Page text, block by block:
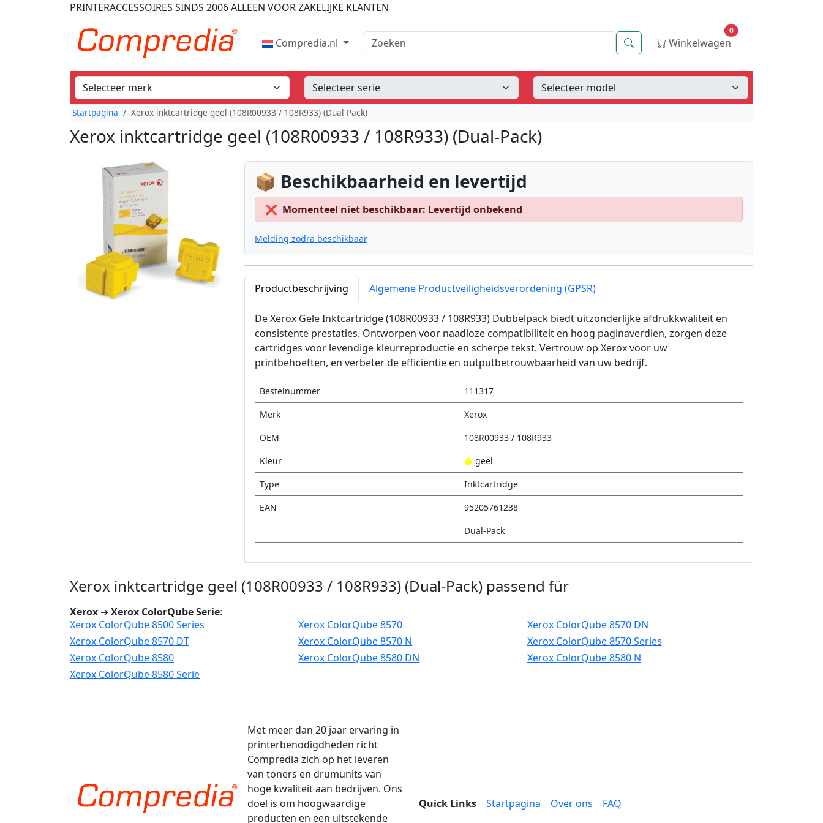
PRINTERACCESSOIRES SINDS 2006ALLEEN VOOR ZAKELIJKE KLANTEN
Compredia.nl Zoeken Zoeken Winkelwagen
0
Startpagina Xerox inktcartridge geel (108R00933 / 108R933) (Dual-Pack)
Xerox inktcartridge geel (108R00933 / 108R933) (Dual-Pack)
📦 Beschikbaarheid en levertijd
❌ Momenteel niet beschikbaar: Levertijd onbekend
Melding zodra beschikbaar
Productbeschrijving Algemene Productveiligheidsverordening (GPSR)
De Xerox Gele Inktcartridge (108R00933 / 108R933) Dubbelpack biedt uitzonderlijke afdrukkwaliteit en
consistente prestaties. Ontworpen voor naadloze compatibiliteit en hoog paginaverdien, zorgen deze
cartridges voor levendige kleurreproductie en scherpe tekst. Vertrouw op Xerox voor uw
printbehoeften, en verbeter de efficiëntie en outputbetrouwbaarheid van uw bedrijf.
Bestelnummer
111317
Merk
Xerox
OEM
108R00933 / 108R933
Kleur
geel
Type
Inktcartridge
EAN
95205761238
Dual-Pack
Xerox inktcartridge geel (108R00933 / 108R933) (Dual-Pack) passend für
Xerox ➔Xerox ColorQube Serie:
Xerox ColorQube 8500 Series
Xerox ColorQube 8570
Xerox ColorQube 8570 DN
Xerox ColorQube 8570 DT
Xerox ColorQube 8570 N
Xerox ColorQube 8570 Series
Xerox ColorQube 8580
Xerox ColorQube 8580 DN
Xerox ColorQube 8580 N
Xerox ColorQube 8580 Serie
Met meer dan 20 jaar ervaring in
printerbenodigdheden richt
Compredia zich op het leveren
van toners en drumunits van
hoge kwaliteit aan bedrijven. Ons
doel is om hoogwaardige
producten en een uitstekende
Quick Links Startpagina Over ons FAQ